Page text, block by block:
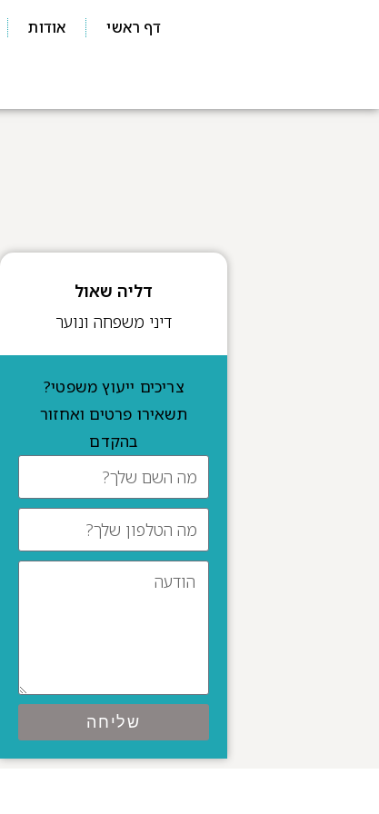
דף ראשי אודות
דליה שאול
דיני משפחה ונוער
צריכים ייעוץ משפטי?
תשאירו פרטים ואחזור
בהקדם
שליחה